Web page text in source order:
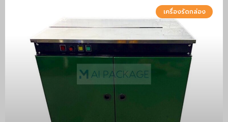
เครื่องรัดกล่อง